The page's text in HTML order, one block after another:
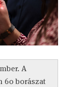
A
60 borászat